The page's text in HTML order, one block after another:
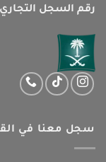
رقم السجل التجاري :
سجل معنا في